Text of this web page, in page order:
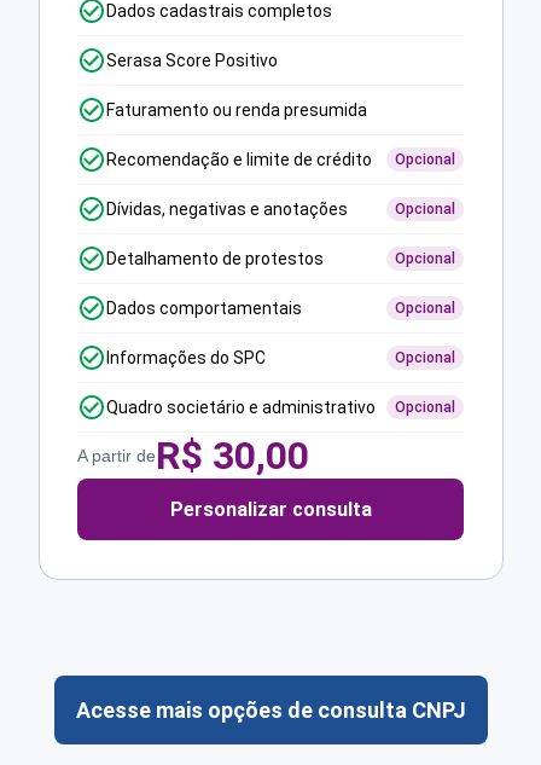
Dados cadastrais completos
Serasa Score Positivo
Faturamento ou renda presumida
Recomendação e limite de crédito Opcional
Dívidas, negativas e anotações Opcional
Detalhamento de protestos Opcional
Dados comportamentais Opcional
Informações do SPC Opcional
Quadro societário e administrativo Opcional
A partir deR$ 30,00
Personalizar consulta
Acesse mais opções de consulta CNPJ